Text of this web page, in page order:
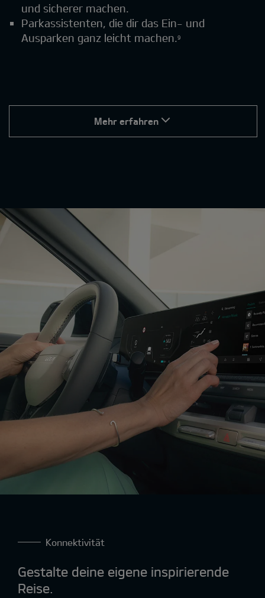
und sicherer machen.
Parkassistenten, die dir das Ein- und
Ausparken ganz leicht machen.9
Mehr erfahren
Konnektivität
Gestalte deine eigene inspirierende
Reise.